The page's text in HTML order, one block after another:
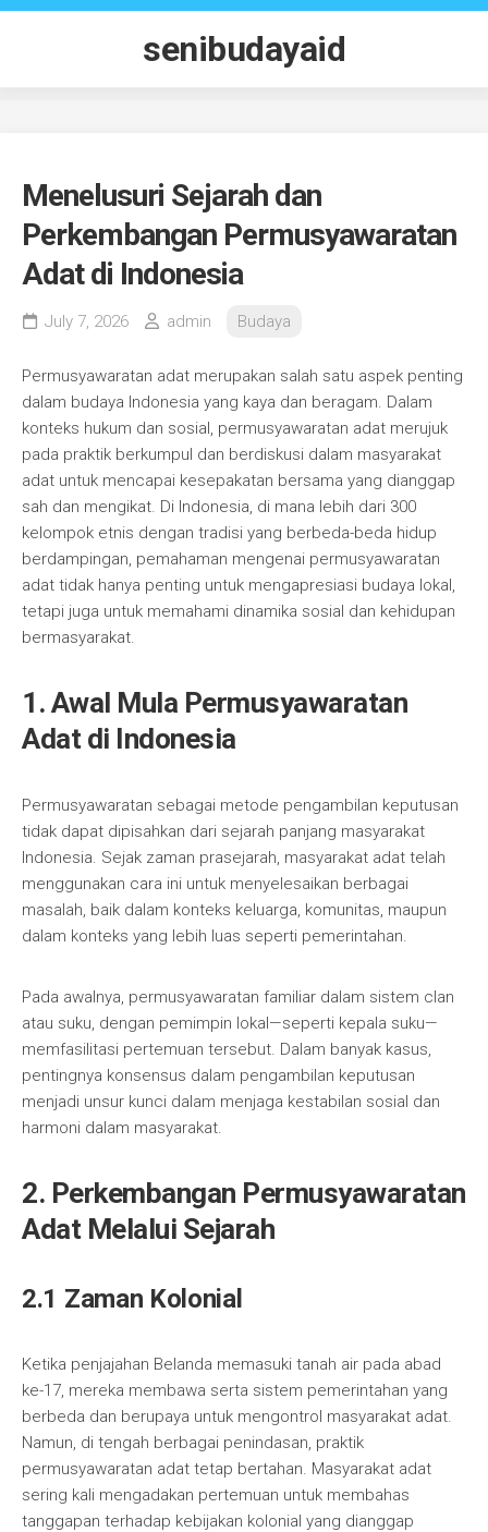
Skip
senibudayaid
Menelusuri Sejarah dan
Perkembangan Permusyawaratan
Adat di Indonesia
July 7, 2026 admin Budaya
Permusyawaratan adat merupakan salah satu aspek penting
dalam budaya Indonesia yang kaya dan beragam. Dalam
konteks hukum dan sosial, permusyawaratan adat merujuk
pada praktik berkumpul dan berdiskusi dalam masyarakat
adat untuk mencapai kesepakatan bersama yang dianggap
sah dan mengikat. Di Indonesia, di mana lebih dari 300
kelompok etnis dengan tradisi yang berbeda-beda hidup
berdampingan, pemahaman mengenai permusyawaratan
adat tidak hanya penting untuk mengapresiasi budaya lokal,
tetapi juga untuk memahami dinamika sosial dan kehidupan
bermasyarakat.
1. Awal Mula Permusyawaratan
Adat di Indonesia
Permusyawaratan sebagai metode pengambilan keputusan
tidak dapat dipisahkan dari sejarah panjang masyarakat
Indonesia. Sejak zaman prasejarah, masyarakat adat telah
menggunakan cara ini untuk menyelesaikan berbagai
masalah, baik dalam konteks keluarga, komunitas, maupun
dalam konteks yang lebih luas seperti pemerintahan.
Pada awalnya, permusyawaratan familiar dalam sistem clan
atau suku, dengan pemimpin lokal—seperti kepala suku—
memfasilitasi pertemuan tersebut. Dalam banyak kasus,
pentingnya konsensus dalam pengambilan keputusan
menjadi unsur kunci dalam menjaga kestabilan sosial dan
harmoni dalam masyarakat.
2. Perkembangan Permusyawaratan
Adat Melalui Sejarah
2.1 Zaman Kolonial
Ketika penjajahan Belanda memasuki tanah air pada abad
ke-17, mereka membawa serta sistem pemerintahan yang
berbeda dan berupaya untuk mengontrol masyarakat adat.
Namun, di tengah berbagai penindasan, praktik
permusyawaratan adat tetap bertahan. Masyarakat adat
sering kali mengadakan pertemuan untuk membahas
tanggapan terhadap kebijakan kolonial yang dianggap